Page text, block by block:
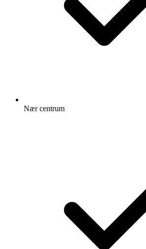
Nær centrum